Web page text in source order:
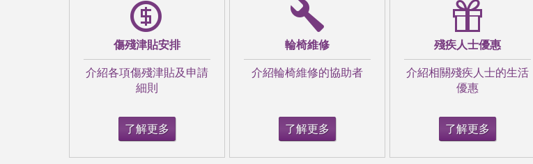
傷殘津貼安排
介紹各項傷殘津貼及申請
細則
了解更多
輪椅維修
介紹輪椅維修的協助者
了解更多
殘疾人士優惠
介紹相關殘疾人士的生活
優惠
了解更多